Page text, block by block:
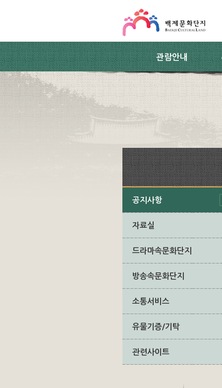
관람안내
공지사항
자료실
드라마속문화단지
방송속문화단지
소통서비스
유물기증/기탁
관련사이트